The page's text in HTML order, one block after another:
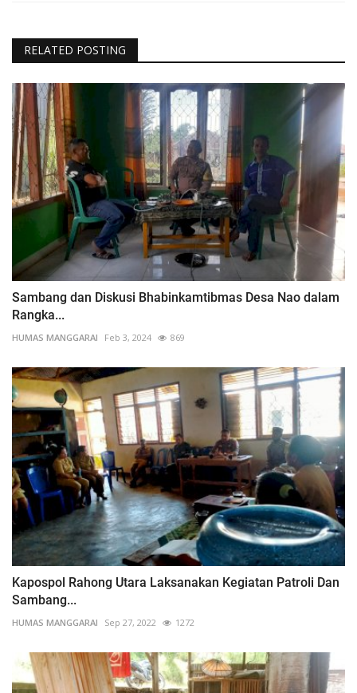
RELATED POSTING
Sambang dan Diskusi Bhabinkamtibmas Desa Nao dalam
Rangka...
HUMAS MANGGARAI Feb 3, 2024 869
Kapospol Rahong Utara Laksanakan Kegiatan Patroli Dan
Sambang...
HUMAS MANGGARAI Sep 27, 2022 1272